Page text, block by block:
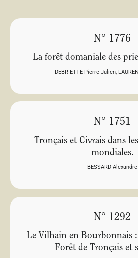
N° 1776
La forêt domaniale des
DEBRIETTE Pierre-Julien,
N° 1751
Tronçais et Civrais dans
mondiales.
BESSARD Alexandre
N° 1292
Le Vilhain en Bourbonnais
Forêt de Tronçais et